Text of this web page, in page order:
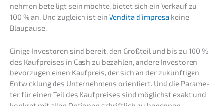
neh­men betei­ligt sein möchte, bietet sich ein Verkauf zu
100 % an. Und zugleich ist ein Vendita d’impre­sa keine
Blaupause.
Einige Inves­to­ren sind bereit, den Großteil und bis zu 100 %
des Kaufprei­ses in Cash zu bezah­len, andere Inves­to­ren
bevor­zu­gen einen Kaufpreis, der sich an der zukünf­ti­gen
Entwick­lung des Unter­neh­mens orien­tiert. Und die Parame­
ter für einen Teil des Kaufprei­ses sind möglichst exakt und